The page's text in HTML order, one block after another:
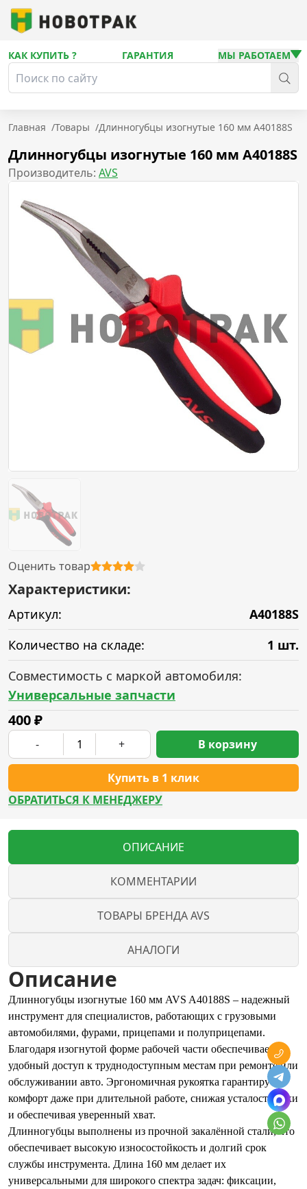
КАК КУПИТЬ ? ГАРАНТИЯ МЫ РАБОТАЕМ
Главная /Товары /Длинногубцы изогнутые 160 мм A40188S
Длинногубцы изогнутые 160 мм A40188S
Производитель: AVS
Оценить товар
Характеристики:
Артикул:
A40188S
Количество на складе:
1 шт.
Совместимость с маркой автомобиля:
Универсальные запчасти
400₽
- +
Купить в 1 клик
В корзину
ОБРАТИТЬСЯ К МЕНЕДЖЕРУ
ОПИСАНИЕ
КОММЕНТАРИИ
ТОВАРЫ БРЕНДА AVS
АНАЛОГИ
Описание
Длинногубцы изогнутые 160 мм AVS A40188S – надежный
инструмент для специалистов, работающих с грузовыми
автомобилями, фурами, прицепами и полуприцепами.
Благодаря изогнутой форме рабочей части обеспечивается
удобный доступ к труднодоступным местам при ремонте или
обслуживании авто. Эргономичная рукоятка гарантирует
комфорт даже при длительной работе, снижая усталость руки
и обеспечивая уверенный хват.
Длинногубцы выполнены из прочной закалённой стали, что
обеспечивает высокую износостойкость и долгий срок
службы инструмента. Длина 160 мм делает их
универсальными для широкого спектра задач: фиксации,